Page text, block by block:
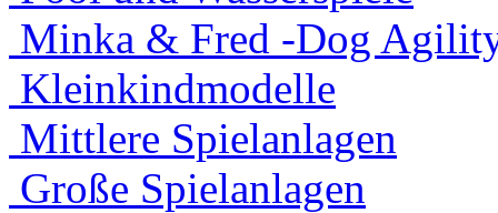
Minka & Fred -Dog
Kleinkindmodelle
Mittlere Spielanlagen
Große Spielanlagen